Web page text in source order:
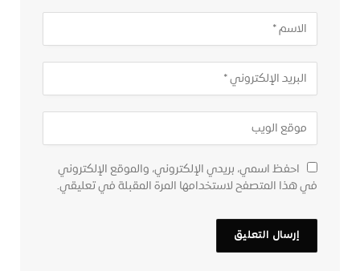
احفظ اسمي، بريدي الإلكتروني، والموقع الإلكتروني
في هذا المتصفح لاستخدامها المرة المقبلة في تعليقي.